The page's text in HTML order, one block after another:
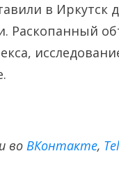
в Иркутск
Раскопанный
во ВКонтакте,